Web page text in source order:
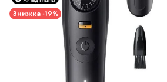
Знижка -19%